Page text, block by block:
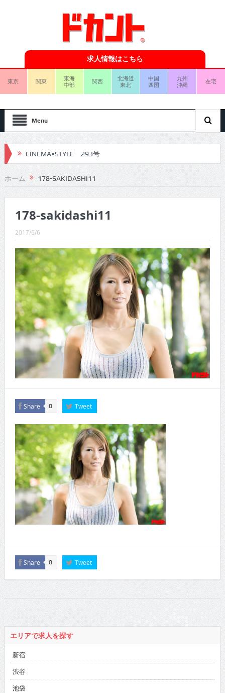
求人情報はこちら
東京 関東
東海
中部
関西
北海道
東北
中国
四国
九州
沖縄
在宅
Menu
CINEMA×STYLE 293号
CINEMA×STYLE 292号
CINEMA×STYLE 291号
CINEMA×STYLE 290号
CINEMA×STYLE 289号
CINEMA×STYLE 288号
CINEMA×STYLE 287号
CINEMA×STYLE 286号
CINEMA×STYLE 285号
CINEMA×STYLE 294号
ホーム 178-SAKIDASHI11
178-sakidashi11
2017/6/6
Share 0 Tweet
Share 0 Tweet
エリアで求人を探す
新宿
渋谷
池袋